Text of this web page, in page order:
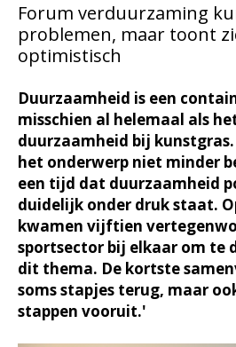
Forum verduurzaming
problemen, maar toont
optimistisch
Duurzaamheid is een
misschien al helemaal als
duurzaamheid bij
het onderwerp niet minder
een tijd dat duurzaamheid
duidelijk onder druk staat.
kwamen vijftien
sportsector bij elkaar om te
dit thema. De kortste
soms stapjes terug, maar
stappen vooruit.'